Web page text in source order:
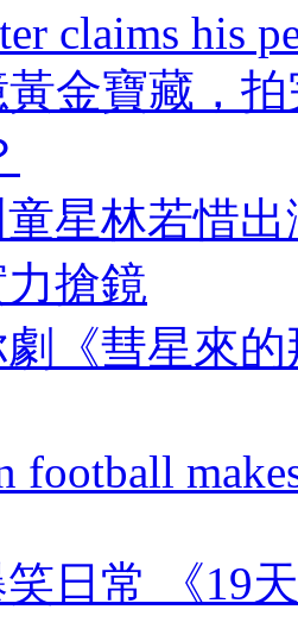
claims his
金寶藏，
星林若惜
搶鏡
《彗星來
football
日常 《19天